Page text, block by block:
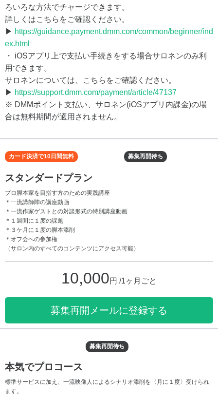
ろいろな方法でチャージできます。
詳しくはこちらをご確認ください。
▶ https://guidance.payment.dmm.com/common/beginner/ind
ex.html
・ iOSアプリ上で支払い手続きをする場合サロネンのみ利
用できます。
サロネンについては、こちらをご確認ください。
▶ https://support.dmm.com/payment/article/47137
※ DMMポイント支払い、サロネン(iOSアプリ内課金)の場
合は無料期間が適用されません。
募集再開待ち
カード決済で10日間無料
スタンダードプラン
プロ脚本家を目指す方のための実践講座
＊一流講師陣の講座動画
＊一流作家ゲストとの対談形式の特別講座動画
＊１週間に１度の課題
＊３ケ月に１度の脚本添削
＊オフ会への参加権
（サロン内のすべてのコンテンツにアクセス可能）
10,000円 /1ヶ月ごと
募集再開メールに登録する
募集再開待ち
本気でプロコース
標準サービスに加え、一流映像人によるシナリオ添削を〈月に１度〉受けられ
ます。